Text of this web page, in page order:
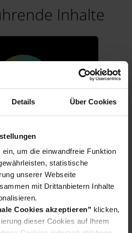
Details Über Cookies
um die einwandfreie Funktion
statistische
unserer Webseite
mit Drittanbietern Inhalte
Cookies akzeptieren" klicken,
dieser Cookies auf Ihrem
Inhalte
Schüler:innen
& duales
2027
Schulabschluss
durchstarten?
aus:
Ausbildung,